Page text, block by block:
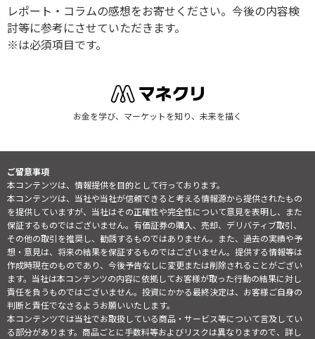
レポート・コラムの感想をお寄せください。今後の内容検
討等に参考にさせていただきます。
※は必須項目です。
お金を学び、マーケットを知り、未来を描く
ご留意事項
本コンテンツは、情報提供を目的として行っております。
本コンテンツは、当社や当社が信頼できると考える情報源から提供されたもの
を提供していますが、当社はその正確性や完全性について意見を表明し、また
保証するものではございません。有価証券の購入、売却、デリバティブ取引、
その他の取引を推奨し、勧誘するものではありません。また、過去の実績や予
想・意見は、将来の結果を保証するものではございません。提供する情報等は
作成時現在のものであり、今後予告なしに変更または削除されることがござい
ます。当社は本コンテンツの内容に依拠してお客様が取った行動の結果に対し
責任を負うものではございません。投資にかかる最終決定は、お客様ご自身の
判断と責任でなさるようお願いいたします。
本コンテンツでは当社でお取扱している商品・サービス等について言及してい
る部分があります。商品ごとに手数料等およびリスクは異なりますので、詳し